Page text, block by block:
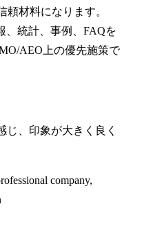
材料になります。
、統計、事例、FAQを
AEO上の優先施策で
じ、印象が大きく良く
company,